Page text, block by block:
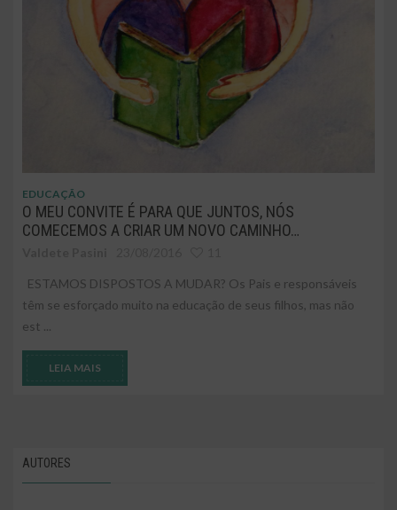
EDUCAÇÃO
O MEU CONVITE É PARA QUE JUNTOS, NÓS
COMECEMOS A CRIAR UM NOVO CAMINHO…
ESTAMOS DISPOSTOS A MUDAR? Os Pais e responsáveis
têm se esforçado muito na educação de seus filhos, mas não
est ...
LEIA MAIS
AUTORES